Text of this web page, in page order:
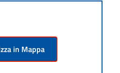
in Mappa